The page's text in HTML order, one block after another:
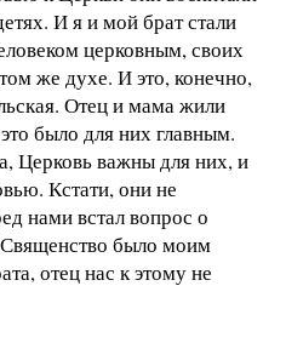
И я и мой брат стали
церковным, своих
же духе. И это, конечно,
Отец и мама жили
было для них главным.
Церковь важны для них, и
Кстати, они не
нами встал вопрос о
было моим
отец нас к этому не